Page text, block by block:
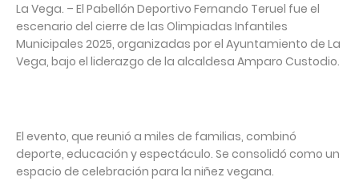
La Vega. – El Pabellón Deportivo Fernando Teruel fue el
escenario del cierre de las Olimpiadas Infantiles
Municipales 2025, organizadas por el Ayuntamiento de La
Vega, bajo el liderazgo de la alcaldesa Amparo Custodio. ⁣
El evento, que reunió a miles de familias, combinó
deporte, educación y espectáculo. Se consolidó como un
espacio de celebración para la niñez vegana.⁣